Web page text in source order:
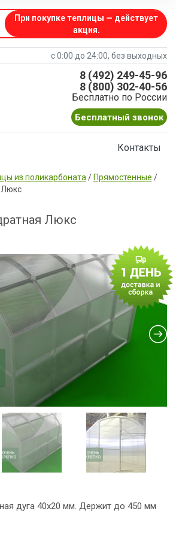
При покупке теплицы — действует
акция.
с 0:00 до 24:00, без выходных
8 (492) 249-45-96
8 (800) 302-40-56
Бесплатно по России
Бесплатный звонок
Контакты
из поликарбоната / Прямостенные /
Люкс
Люкс
дуга 40х20 мм. Держит до 450 мм